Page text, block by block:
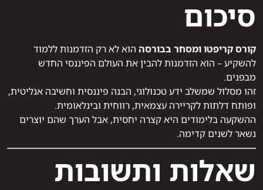
סיכום
קורס קריפטו ומסחר בבורסה הוא לא רק הזדמנות ללמוד
להשקיע – הוא הזדמנות להבין את העולם הפיננסי החדש
מבפנים.
זהו מסלול שמשלב ידע טכנולוגי, הבנה פיננסית וחשיבה אנליטית,
ופותח דלתות לקריירה עצמאית, רווחית ובינלאומית.
ההשקעה בלימודים היא קצרה יחסית, אבל הערך שהם יוצרים
נשאר לשנים קדימה.
שאלות ותשובות